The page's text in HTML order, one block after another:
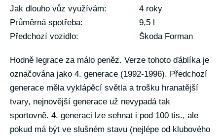
Jak dlouho vůz využívám:
4 roky
Průměrná spotřeba:
9,5 l
Předchozí vozidlo:
Škoda Forman
Hodně legrace za málo peněz. Verze tohoto ďáblíka je
označována jako 4. generace (1992-1996). Předchozí
generace měla vyklápěcí světla a trošku hranatější
tvary, nejnovější generace už nevypadá tak
sportovně. 4. generaci lze sehnat i pod 100 tis., ale
pokud má být ve slušném stavu (nejlépe od klubového